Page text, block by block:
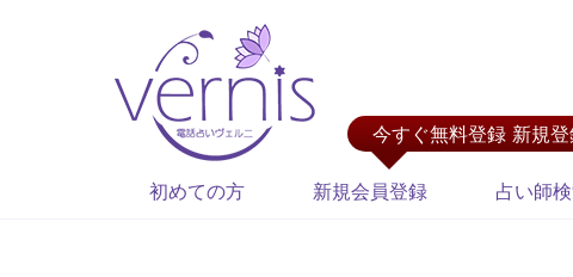
今すぐ無料登録 新規登
初めての方 新規会員登録 占い師